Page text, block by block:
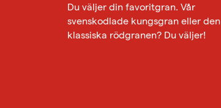
Du väljer din favoritgran. Vår
svenskodlade kungsgran eller den
klassiska rödgranen? Du väljer!